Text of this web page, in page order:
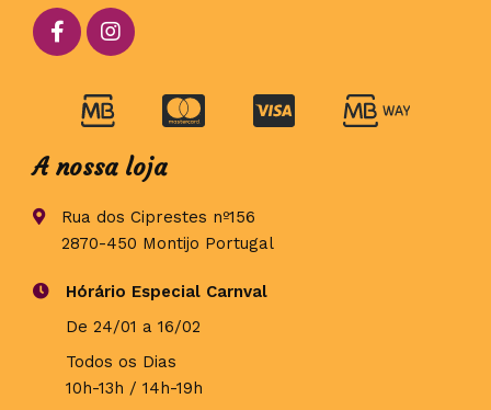
A nossa loja
Rua dos Ciprestes nº156
2870-450 Montijo Portugal
Hórário Especial Carnval
De 24/01 a 16/02
Todos os Dias
10h-13h / 14h-19h